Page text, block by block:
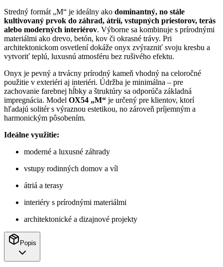
Stredný formát „M“ je ideálny ako dominantný, no stále
kultivovaný prvok do záhrad, átrií, vstupných priestorov, terás
alebo moderných interiérov. Výborne sa kombinuje s prírodnými
materiálmi ako drevo, betón, kov či okrasné trávy. Pri
architektonickom osvetlení dokáže onyx zvýrazniť svoju kresbu a
vytvoriť teplú, luxusnú atmosféru bez rušivého efektu.
Onyx je pevný a trvácny prírodný kameň vhodný na celoročné
použitie v exteriéri aj interiéri. Údržba je minimálna – pre
zachovanie farebnej hĺbky a štruktúry sa odporúča základná
impregnácia. Model OX54 „M“ je určený pre klientov, ktorí
hľadajú solitér s výraznou estetikou, no zároveň príjemným a
harmonickým pôsobením.
Ideálne využitie:
moderné a luxusné záhrady
vstupy rodinných domov a víl
átriá a terasy
interiéry s prírodnými materiálmi
architektonické a dizajnové projekty
Popis